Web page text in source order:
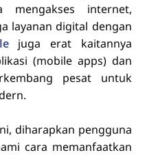
mengakses internet,
layanan digital dengan
juga erat kaitannya
(mobile apps) dan
pesat untuk
diharapkan pengguna
cara memanfaatkan